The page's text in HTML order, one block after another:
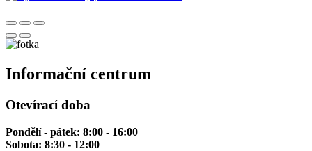
Informační centrum
Otevírací doba
Pondělí - pátek: 8:00 - 16:00
Sobota: 8:30 - 12:00